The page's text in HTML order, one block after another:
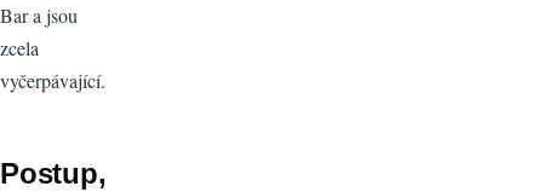
Bar a jsou
zcela
vyčerpávající.
Postup,